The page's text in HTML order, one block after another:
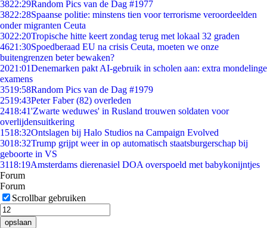
3822:29Random Pics van de Dag #1977
3822:28Spaanse politie: minstens tien voor terrorisme veroordeelden
onder migranten Ceuta
3022:20Tropische hitte keert zondag terug met lokaal 32 graden
4621:30Spoedberaad EU na crisis Ceuta, moeten we onze
buitengrenzen beter bewaken?
2021:01Denemarken pakt AI-gebruik in scholen aan: extra mondelinge
examens
3519:58Random Pics van de Dag #1979
2519:43Peter Faber (82) overleden
2418:41'Zwarte weduwes' in Rusland trouwen soldaten voor
overlijdensuitkering
1518:32Ontslagen bij Halo Studios na Campaign Evolved
3018:32Trump grijpt weer in op automatisch staatsburgerschap bij
geboorte in VS
3118:19Amsterdams dierenasiel DOA overspoeld met babykonijntjes
Forum
Forum
Scrollbar gebruiken
opslaan